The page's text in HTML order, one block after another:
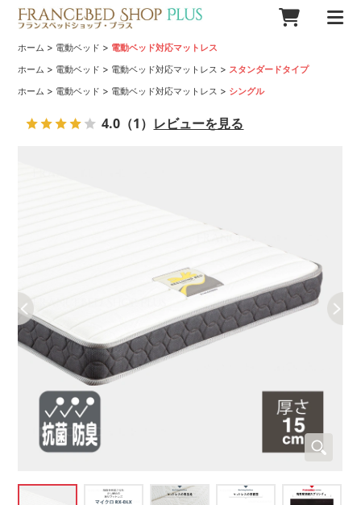
ホーム > 電動ベッド > 電動ベッド対応マットレス
ホーム > 電動ベッド > 電動ベッド対応マットレス > スタンダードタイプ
ホーム > 電動ベッド > 電動ベッド対応マットレス > シングル
4.0 （1） レビューを見る